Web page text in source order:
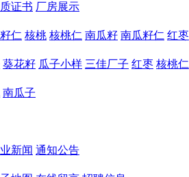
证书 厂房展示
仁 核桃 核桃仁 南瓜籽 南瓜籽仁 红枣
葵花籽 瓜子小样 三佳厂子 红枣 核桃仁
南瓜子
新闻 通知公告